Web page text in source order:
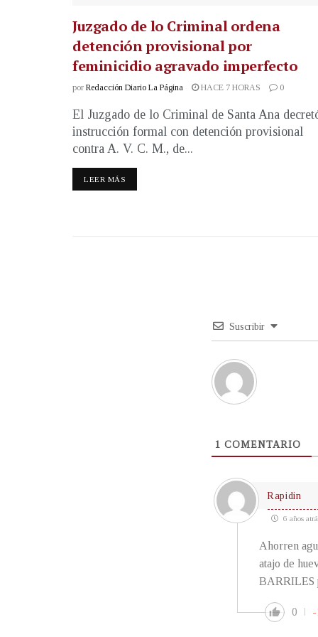
Juzgado de lo Criminal ordena
detención provisional por
feminicidio agravado imperfecto
por Redacción Diario La Página HACE 7 HORAS 0
El Juzgado de lo Criminal de Santa Ana
instrucción formal con detención provisional
contra A. V. C. M., de...
LEER MÁS
Suscribir
1 COMENTARIO
Rapidin
6 años
Ahorren
atajo de
BARRILES
0 -